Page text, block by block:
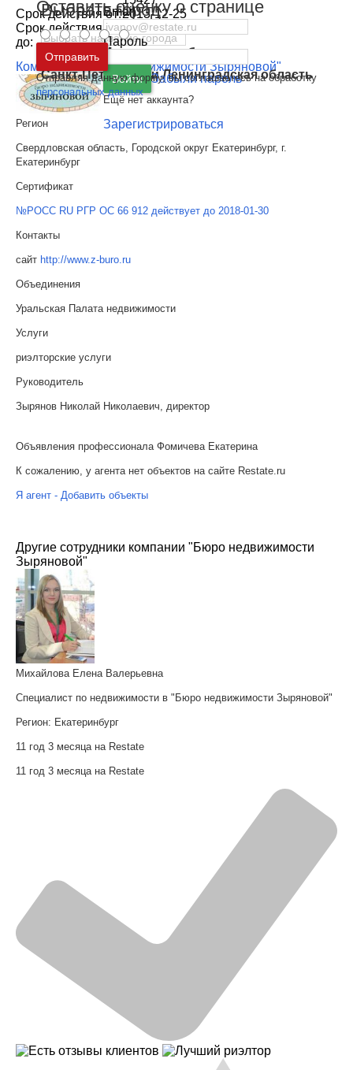
Выбрать город
Москва и
Московская область
Санкт-Петербург иЛенинградская область
Email
Пароль
Войти Забыли пароль
Ещё нет аккаунта?
Зарегистрироваться
Срок действия от:2013-12-25
Срок действия
до:
2016-12-25
Компания: "Бюро недвижимости Зыряновой"
Регион
Свердловская область, Городской округ Екатеринбург, г.
Екатеринбург
Сертификат
№РОСС RU РГР ОС 66 912 действует до 2018-01-30
Контакты
сайт http://www.z-buro.ru
Объединения
Уральская Палата недвижимости
Услуги
риэлторские услуги
Руководитель
Зырянов Николай Николаевич, директор
Объявления профессионала Фомичева Екатерина
К сожалению, у агента нет объектов на сайте Restate.ru
Я агент - Добавить объекты
Другие сотрудники компании "Бюро недвижимости
Зыряновой"
Михайлова Елена Валерьевна
Специалист по недвижимости в "Бюро недвижимости Зыряновой"
Регион: Екатеринбург
11 год 3 месяца на Restate
11 год 3 месяца на Restate
Оставить оценку о странице
Отправить
Отправляя данную форму, вы соглашаетесь на обработку
персональных данных